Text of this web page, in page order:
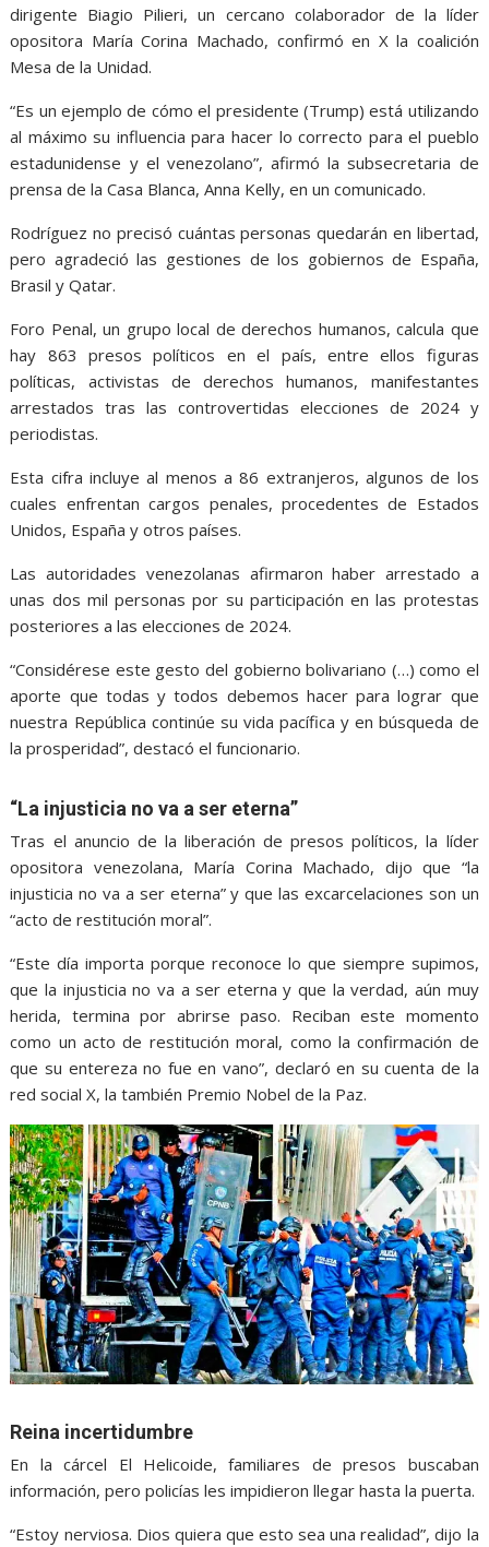
dirigente Biagio Pilieri, un cercano colaborador de la líder
opositora María Corina Machado, confirmó en X la coalición
Mesa de la Unidad.
“Es un ejemplo de cómo el presidente (Trump) está utilizando
al máximo su influencia para hacer lo correcto para el pueblo
estadunidense y el venezolano”, afirmó la subsecretaria de
prensa de la Casa Blanca, Anna Kelly, en un comunicado.
Rodríguez no precisó cuántas personas quedarán en libertad,
pero agradeció las gestiones de los gobiernos de España,
Brasil y Qatar.
Foro Penal, un grupo local de derechos humanos, calcula que
hay 863 presos políticos en el país, entre ellos figuras
políticas, activistas de derechos humanos, manifestantes
arrestados tras las controvertidas elecciones de 2024 y
periodistas.
Esta cifra incluye al menos a 86 extranjeros, algunos de los
cuales enfrentan cargos penales, procedentes de Estados
Unidos, España y otros países.
Las autoridades venezolanas afirmaron haber arrestado a
unas dos mil personas por su participación en las protestas
posteriores a las elecciones de 2024.
“Considérese este gesto del gobierno bolivariano (…) como el
aporte que todas y todos debemos hacer para lograr que
nuestra República continúe su vida pacífica y en búsqueda de
la prosperidad”, destacó el funcionario.
“La injusticia no va a ser eterna”
Tras el anuncio de la liberación de presos políticos, la líder
opositora venezolana, María Corina Machado, dijo que “la
injusticia no va a ser eterna” y que las excarcelaciones son un
“acto de restitución moral”.
“Este día importa porque reconoce lo que siempre supimos,
que la injusticia no va a ser eterna y que la verdad, aún muy
herida, termina por abrirse paso. Reciban este momento
como un acto de restitución moral, como la confirmación de
que su entereza no fue en vano”, declaró en su cuenta de la
red social X, la también Premio Nobel de la Paz.
Reina incertidumbre
En la cárcel El Helicoide, familiares de presos buscaban
información, pero policías les impidieron llegar hasta la puerta.
“Estoy nerviosa. Dios quiera que esto sea una realidad”, dijo la